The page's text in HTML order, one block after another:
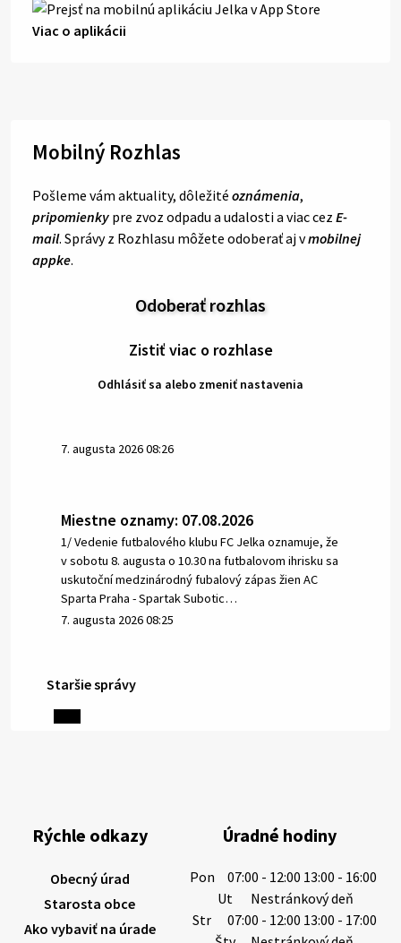
Viac o aplikácii
Mobilný Rozhlas
Pošleme vám aktuality, dôležité oznámenia,
pripomienky pre zvoz odpadu a udalosti a viac cez E-
mail. Správy z Rozhlasu môžete odoberať aj vmobilnej
appke.
Odoberať rozhlas
Zistiť viac o rozhlase
Odhlásiť sa alebo zmeniť nastavenia
7. augusta 2026 08:26
Miestne oznamy: 07.08.2026
1/ Vedenie futbalového klubu FC Jelka oznamuje, že
v sobotu 8. augusta o 10.30 na futbalovom ihrisku sa
uskutoční medzinárodný fubalový zápas žien AC
Sparta Praha - Spartak Subotic…
7. augusta 2026 08:25
6. augusta 2026 08:13
výdatnosti vodárenských zdrojov.
Západoslovenská vodárenská spoločnosť preto
6. augusta 2026 08:12
Staršie správy
Rýchle odkazy
Obecný úrad
Starosta obce
Ako vybaviť na úrade
Úradné hodiny
Pon
07:00 - 12:00 13:00 - 16:00
Ut
Nestránkový deň
Str
07:00 - 12:00 13:00 - 17:00